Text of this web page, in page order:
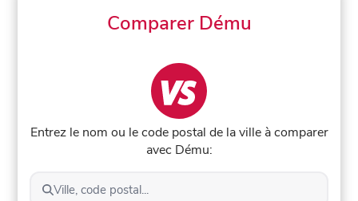
Comparer Dému
Entrez le nom ou le code postal de la ville à comparer
avec Dému:
Ville, code postal...